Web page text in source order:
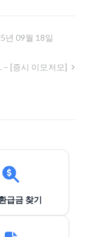
년 09월 18일
– [증시 이모저모]
급금 찾기